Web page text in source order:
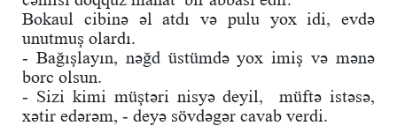
Bokaul cibinə əl atdı və pulu yox idi, evdə
unutmuş olardı.
- Bağışlayın, nəğd üstümdə yox imiş və mənə
borc olsun.
- Sizi kimi müştəri nisyə deyil, müftə istəsə,
xətir edərəm, - deyə sövdəgər cavab verdi.